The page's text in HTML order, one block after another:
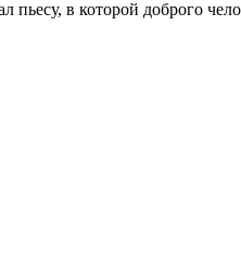
в которой доброго